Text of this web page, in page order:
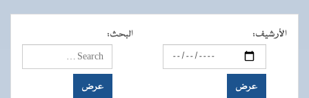
الأرشيف: البحث: